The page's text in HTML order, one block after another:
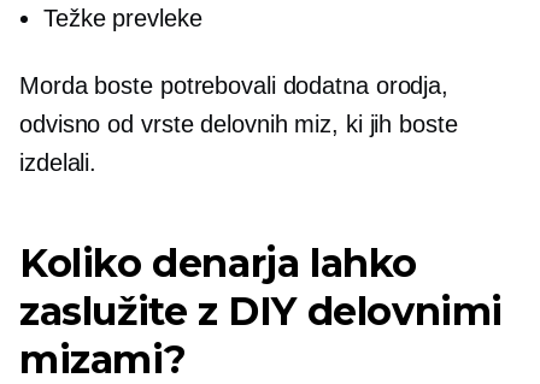
Težke prevleke
Morda boste potrebovali dodatna orodja,
odvisno od vrste delovnih miz, ki jih boste
izdelali.
Koliko denarja lahko
zaslužite z DIY delovnimi
mizami?